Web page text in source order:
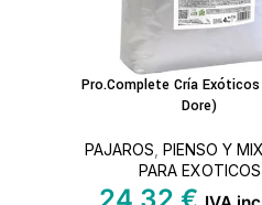
AÑADIR AL
Pro.Complete Cría
Dore)
PAJAROS PIENSO Y
PARA EXOTICOS
24,32 €